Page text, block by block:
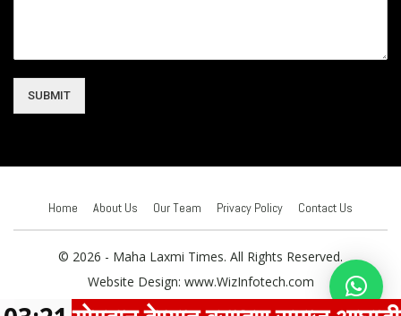
SUBMIT
Home About Us Our Team Privacy Policy Contact Us
© 2026 - Maha Laxmi Times. All Rights Reserved.
Website Design: www.WizInfotech.com